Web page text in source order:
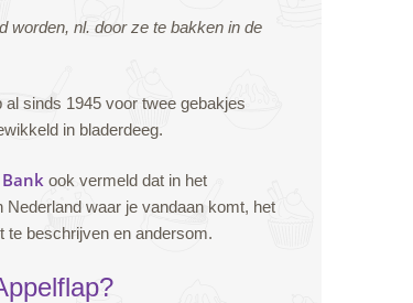
worden, nl. door ze te bakken in de
sinds 1945 voor twee gebakjes
in bladerdeeg.
ook vermeld dat in het
waar je vandaan komt, het
te beschrijven en andersom.